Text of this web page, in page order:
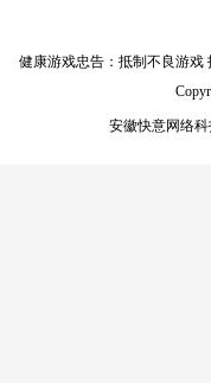
健康游戏忠告：抵制不良游戏
安徽快意网络科